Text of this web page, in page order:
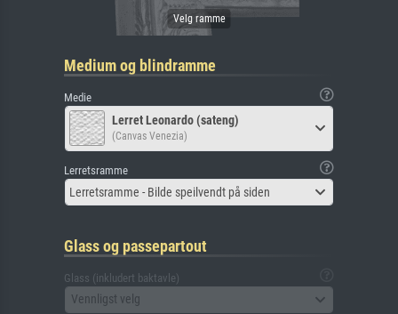
Medium og blindramme
Medie
Lerret Leonardo (sateng)
(Canvas Venezia)
Lerretsramme
Lerretsramme - Bilde speilvendt på siden
Glass og passepartout
Glass (inkludert baktavle)
Vennligst velg